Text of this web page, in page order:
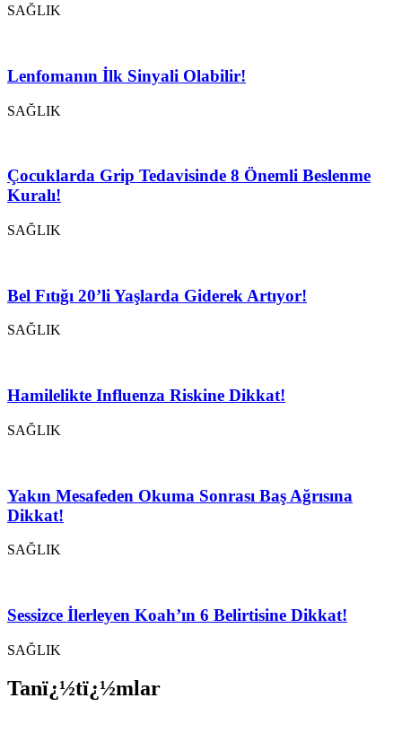
SAĞLIK
Lenfomanın İlk Sinyali Olabilir!
SAĞLIK
Çocuklarda Grip Tedavisinde 8 Önemli Beslenme
Kuralı!
SAĞLIK
Bel Fıtığı 20’li Yaşlarda Giderek Artıyor!
SAĞLIK
Hamilelikte Influenza Riskine Dikkat!
SAĞLIK
Yakın Mesafeden Okuma Sonrası Baş Ağrısına
Dikkat!
SAĞLIK
Sessizce İlerleyen Koah’ın 6 Belirtisine Dikkat!
SAĞLIK
Tanï¿½tï¿½mlar